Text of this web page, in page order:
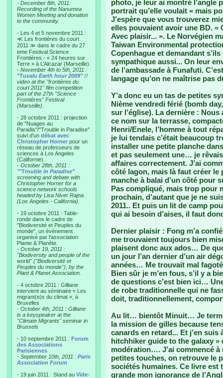
- December 8th, 2011:
Recording of the Nanumea
Women Meeting and donation
to the community.
- Les 4 et 5 novembre 2011 :
≪ Les frontières du court
2011 ≫ dans le cadre du 27
eme Festival Science
Frontières - « 24 heures sur
Terre » à L’Alcazar (Marseille).
- November 4th to 5th, 2011 :
"Tuvalu Earth hour 2009" !!
video at the "frontières du
court 2011" film competition
part of the 27th "Science
Frontières" Festival
(Marseille).
- 28 octobre 2011 : projection
de "Nuages au
Paradis"/"Trouble in Paradise"
suivi d'un débat avec
Christopher Horner pour un
réseau de professeurs de
sciences à Los Angeles
(Californie).
- October 28th, 2011 :
""Trouble in Paradise"
screening and debate with
Christopher Horner for a
science network schools
headed by Lisa Niver Rajna.
(Los Angeles - California).
- 19 octobre 2011 : Table-
ronde dans le cadre de
"Biodiversité et Peuples du
monde", un événement
organisé par l'association
Plante & Planète.
- October 19, 2011 :
"Biodiversity and people of the
world" ("Biodiversité et
Peuples du monde"), by the
Plant & Planet Association.
- 4 octobre 2011 : Gilliane
intervient au séminaire « Les
migrant(e)s du climat », à
Bruxelles
- October 4th, 2011 : Gilliane
is a keyspeaker at the
"Climate Migrants" seminar in
Brussels
- 10 septembre 2011 : Forum
des Associations
Parisiennes
- September 10th, 2011 : Paris
Association Forum
- 19 juin 2011 : Stand au Vide-
photo, je leur ai montré l’angle
portrait qu’elle voulait « mais
J’espère que vous trouverez
elles pouvaient avoir une BD. «
Avec plaisir... ». Le Norvégien
Taiwan Environmental
Copenhague et demandant
sympathique aussi... On leur
de l’ambassade à Funafuti.
langage qu’on ne maîtrise pas
Y’a donc eu un tas de petites
Nième vendredi férié (bomb
sur l’église). La dernière :
ce nom sur la terrasse,
Henri/Enele, l’homme à tout
je lui tendais c’était beaucoup
installer une petite planche
et pas seulement une… je
affaires correctement. J’ai
côté lagon, mais là faut créer le
manche à balai d’un côté pour
Pas compliqué, mais trop pour
prochain, d’autant que je ne
2011.. Et puis un lit de camp
qui ai besoin d’aises, il faut
Dernier plaisir : Fong m’a
me trouvaient toujours bien
plaisent donc aux ados… De
un jour l’an dernier d’un air
années… Me trouvait mal
Bien sûr je m’en fous, s’il y a
de questions c’est bien ici…
de robe traditionnelle qui ne
doit, traditionnellement,
Au lit… bientôt Minuit… Je
la mission de gilles because
canards en retard... Et j’en suis
hitchhiker guide to the galaxy
modération…. J’ai commencé à
petites touches, on retrouve le
sociétés humaines. Ce livre est
grande mon ignorance de